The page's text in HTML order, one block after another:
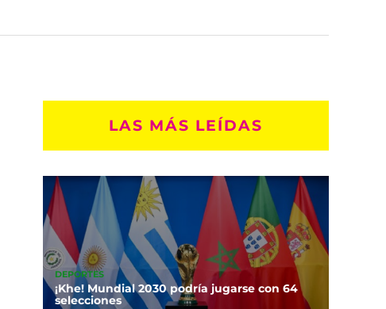
LAS MÁS LEÍDAS
DEPORTES
¡Khe! Mundial 2030 podría jugarse con 64
selecciones